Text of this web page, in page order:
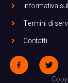
Informativa
Termini di
Contatti